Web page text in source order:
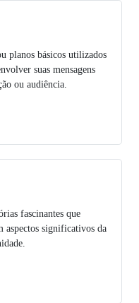
planos básicos utilizados
suas mensagens
ou audiência.
fascinantes que
aspectos significativos da